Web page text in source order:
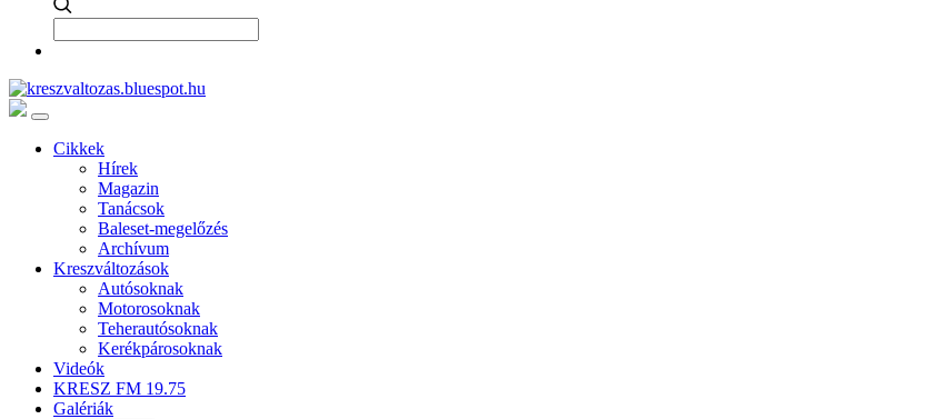
Cikkek
Hírek
Magazin
Tanácsok
Baleset-megelőzés
Archívum
Kreszváltozások
Autósoknak
Motorosoknak
Teherautósoknak
Kerékpárosoknak
Videók
KRESZ FM 19.75
Galériák